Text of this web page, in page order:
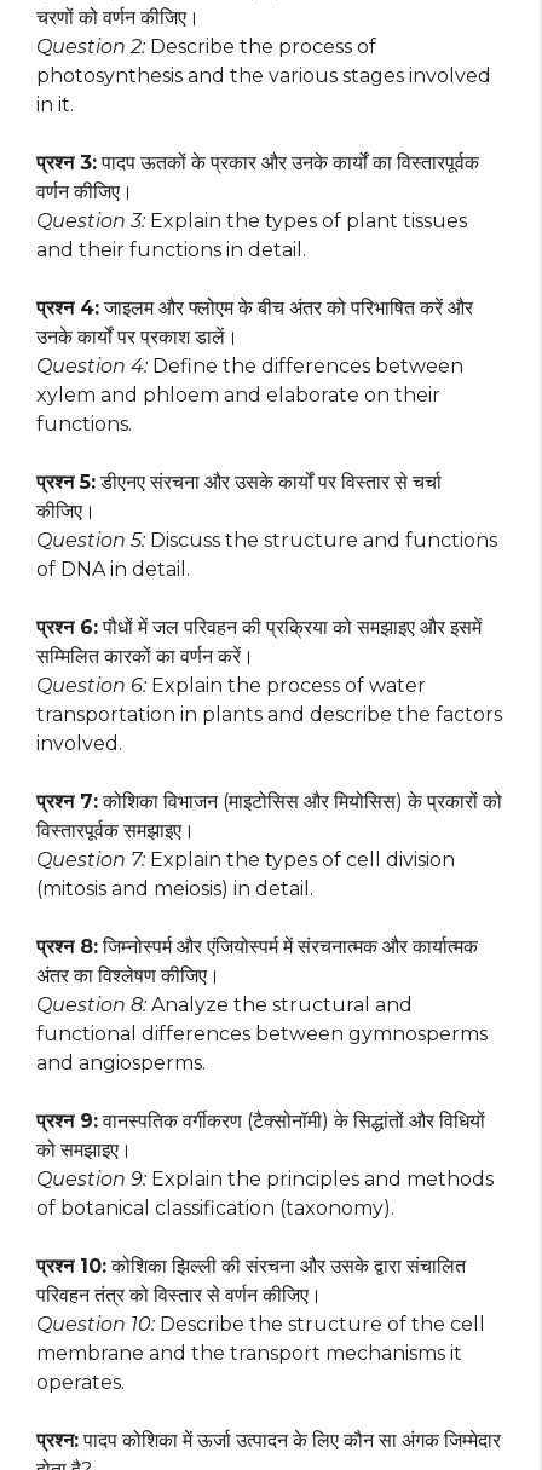
चरणों को वर्णन कीजिए।
Question 2: Describe the process of
photosynthesis and the various stages involved
in it.
प्रश्न 3:पादप ऊतकों के प्रकार और उनके कार्यों का विस्तारपूर्वक
वर्णन कीजिए।
Question 3: Explain the types of plant tissues
and their functions in detail.
प्रश्न 4:जाइलम और फ्लोएम के बीच अंतर को परिभाषित करें और
उनके कार्यों पर प्रकाश डालें।
Question 4: Define the differences between
xylem and phloem and elaborate on their
functions.
प्रश्न 5:डीएनए संरचना और उसके कार्यों पर विस्तार से चर्चा
कीजिए।
Question 5: Discuss the structure and functions
of DNA in detail.
प्रश्न 6:पौधों में जल परिवहन की प्रक्रिया को समझाइए और इसमें
सम्मिलित कारकों का वर्णन करें।
Question 6: Explain the process of water
transportation in plants and describe the factors
involved.
प्रश्न 7:कोशिका विभाजन (माइटोसिस और मियोसिस) के प्रकारों को
विस्तारपूर्वक समझाइए।
Question 7: Explain the types of cell division
(mitosis and meiosis) in detail.
प्रश्न 8:जिम्नोस्पर्म और एंजियोस्पर्म में संरचनात्मक और कार्यात्मक
अंतर का विश्लेषण कीजिए।
Question 8: Analyze the structural and
functional differences between gymnosperms
and angiosperms.
प्रश्न 9:वानस्पतिक वर्गीकरण (टैक्सोनॉमी) के सिद्धांतों और विधियों
को समझाइए।
Question 9: Explain the principles and methods
of botanical classification (taxonomy).
प्रश्न 10:कोशिका झिल्ली की संरचना और उसके द्वारा संचालित
परिवहन तंत्र को विस्तार से वर्णन कीजिए।
Question 10: Describe the structure of the cell
membrane and the transport mechanisms it
operates.
प्रश्न:पादप कोशिका में ऊर्जा उत्पादन के लिए कौन सा अंगक जिम्मेदार